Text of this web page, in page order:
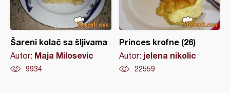
Šareni kolač sa šljivama
Autor: Maja Milosevic
9934
Princes krofne (26)
Autor: jelena nikolic
22559